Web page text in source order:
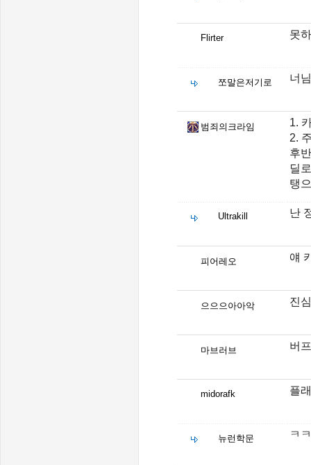
Flirter 못
쪼말은저기로 너
범죄의크라임
1.
2.
후
딜
탱
Ultrakill 난
피어레오 얘
으으으아아악 진
마브러브 버
midorafk 플
뉴런학문 ㅋ